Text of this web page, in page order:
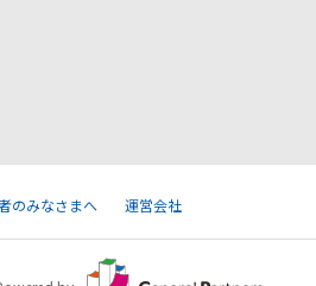
のみなさまへ 運営会社